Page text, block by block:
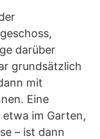
darüber
grundsätzlich
mit
Eine
im Garten,
– ist dann